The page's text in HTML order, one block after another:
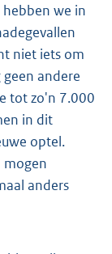
we in
niet iets om
andere
tot zo'n 7.000
in dit
optel.
mogen
anders